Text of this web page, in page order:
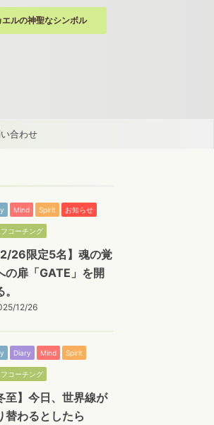
ルの神聖なシンボル
合わせ
Mind Spirit お知らせ
コーチング
26限定5名】魂の覚
の扉「GATE」を開
12/26
Diary Mind Spirit
コーチング
至】今日、世界線が
替わるとしたら